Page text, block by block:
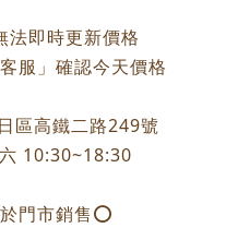
法即時更新價格
服」確認今天價格
區高鐵二路249號
10:30~18:30
門市銷售⭕️